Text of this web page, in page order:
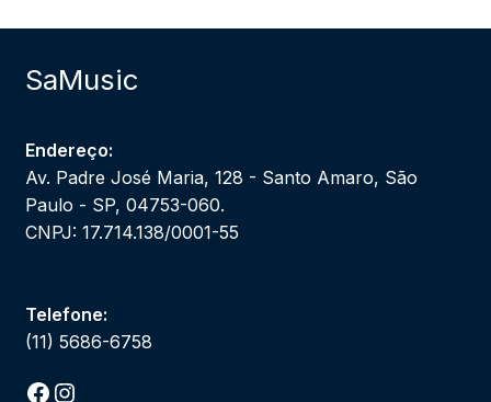
SaMusic
Endereço:
Av. Padre José Maria, 128 - Santo Amaro, São
Paulo - SP, 04753-060.
CNPJ: 17.714.138/0001-55
Telefone:
(11) 5686-6758
Facebook
Instagram